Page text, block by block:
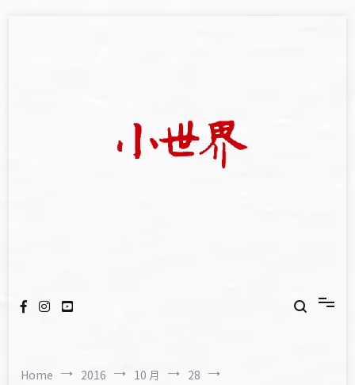
Home 2016 10 月
28